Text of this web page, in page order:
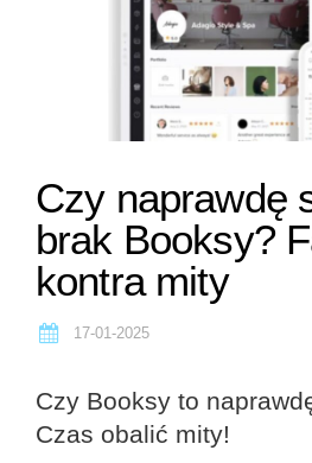
Czy naprawdę
brak Booksy?
kontra mity
17-01-2025
Czy Booksy to
Czas obalić mity!